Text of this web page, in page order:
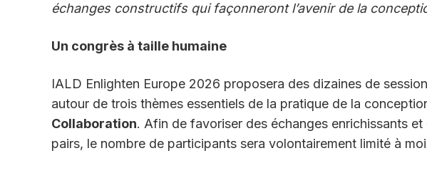
échanges constructifs qui façonneront l’avenir de la
Un congrès à taille humaine
IALD Enlighten Europe 2026 proposera des dizaines de
autour de trois thèmes essentiels de la pratique de la
Collaboration. Afin de favoriser des échanges enrichissants
pairs, le nombre de participants sera volontairement limité à